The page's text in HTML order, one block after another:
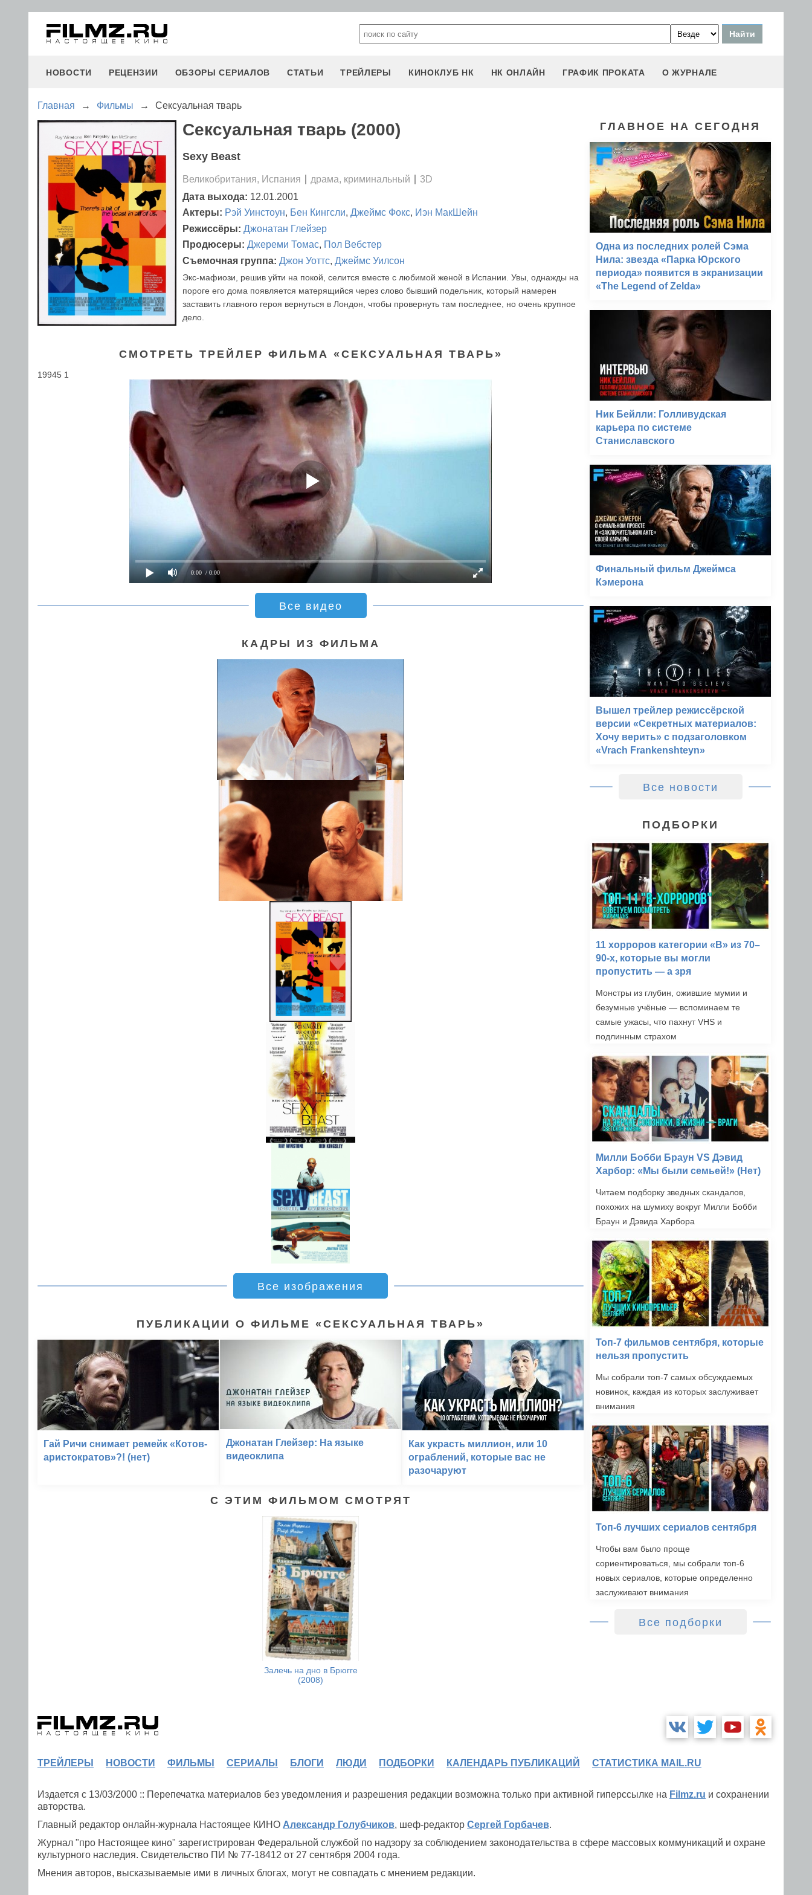
НОВОСТИ РЕЦЕНЗИИ ОБЗОРЫ СЕРИАЛОВ СТАТЬИ ТРЕЙЛЕРЫ КИНОКЛУБ НК НК ОНЛАЙН ГРАФИК ПРОКАТА О ЖУРНАЛЕ
Главная → Фильмы → Сексуальная тварь
Сексуальная тварь (2000)
Sexy Beast
Великобритания, Испания драма, криминальный
3D
Дата выхода: 12.01.2001
Актеры: Рэй Уинстоун, Бен Кингсли, Джеймс Фокс, Иэн МакШейн
Режиссёры: Джонатан Глейзер
Продюсеры: Джереми Томас, Пол Вебстер
Съемочная группа: Джон Уоттс, Джеймс Уилсон
Экс-мафиози, решив уйти на покой, селится вместе с любимой женой в Испании. Увы, однажды на
пороге его дома появляется матерящийся через слово бывший подельник, который намерен
заставить главного героя вернуться в Лондон, чтобы провернуть там последнее, но очень крупное
дело.
СМОТРЕТЬ ТРЕЙЛЕР ФИЛЬМА «СЕКСУАЛЬНАЯ ТВАРЬ»
19945 1
0:00 / 0:00
Все видео
КАДРЫ ИЗ ФИЛЬМА
Все изображения
ПУБЛИКАЦИИ О ФИЛЬМЕ «СЕКСУАЛЬНАЯ ТВАРЬ»
Гай Ричи снимает ремейк «Котов-
аристократов»?! (нет)
Джонатан Глейзер: На языке
видеоклипа
Как украсть миллион, или 10
ограблений, которые вас не
разочаруют
С ЭТИМ ФИЛЬМОМ СМОТРЯТ
Залечь на дно в Брюгге
(2008)
ГЛАВНОЕ НА СЕГОДНЯ
Одна из последних ролей Сэма
Нила: звезда «Парка Юрского
периода» появится в экранизации
«The Legend of Zelda»
Ник Бейлли: Голливудская
карьера по системе
Станиславского
Финальный фильм Джеймса
Кэмерона
Вышел трейлер режиссёрской
версии «Секретных материалов:
Хочу верить» с подзаголовком
«Vrach Frankenshteyn»
Все новости
ПОДБОРКИ
11 хорроров категории «B» из 70–
90-х, которые вы могли
пропустить — а зря
Монстры из глубин, ожившие мумии и
безумные учёные — вспоминаем те
самые ужасы, что пахнут VHS и
подлинным страхом
Милли Бобби Браун VS Дэвид
Харбор: «Мы были семьей!» (Нет)
Читаем подборку зведных скандалов,
похожих на шумиху вокруг Милли Бобби
Браун и Дэвида Харбора
Топ-7 фильмов сентября, которые
нельзя пропустить
Мы собрали топ-7 самых обсуждаемых
новинок, каждая из которых заслуживает
внимания
Топ-6 лучших сериалов сентября
Чтобы вам было проще
сориентироваться, мы собрали топ-6
новых сериалов, которые определенно
заслуживают внимания
Все подборки
ТРЕЙЛЕРЫ НОВОСТИ ФИЛЬМЫ СЕРИАЛЫ БЛОГИ ЛЮДИ ПОДБОРКИ КАЛЕНДАРЬ ПУБЛИКАЦИЙ СТАТИСТИКА MAIL.RU
Издается с 13/03/2000 :: Перепечатка материалов без уведомления и разрешения редакции возможна только при активной гиперссылке на Filmz.ru и сохранении
авторства.
Главный редактор онлайн-журнала Настоящее КИНО Александр Голубчиков, шеф-редактор Сергей Горбачев.
Журнал "про Настоящее кино" зарегистрирован Федеральной службой по надзору за соблюдением законодательства в сфере массовых коммуникаций и охране
культурного наследия. Свидетельство ПИ № 77-18412 от 27 сентября 2004 года.
Мнения авторов, высказываемые ими в личных блогах, могут не совпадать с мнением редакции.